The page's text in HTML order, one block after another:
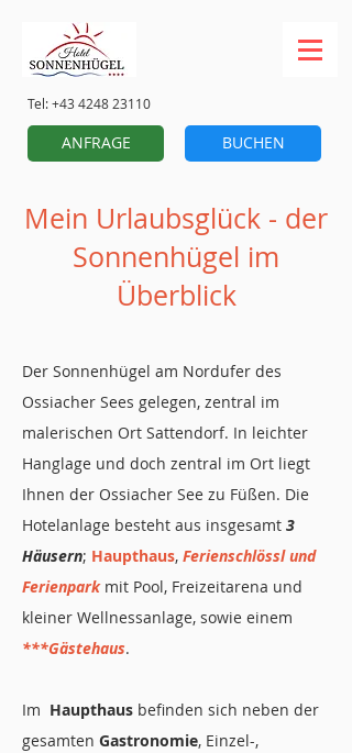
Tel:+43 4248 23110
ANFRAGE BUCHEN
Mein Urlaubsglück - der
Sonnenhügel im
Überblick
Der Sonnenhügel am Nordufer des
Ossiacher Sees gelegen, zentral im
malerischen Ort Sattendorf. In leichter
Hanglage und doch zentral im Ort liegt
Ihnen der Ossiacher See zu Füßen. Die
Hotelanlage besteht aus insgesamt 3
Häusern; Haupthaus, Ferienschlössl und
Ferienpark mit Pool, Freizeitarena und
kleiner Wellnessanlage, sowie einem
***Gästehaus.
Im Haupthaus befinden sich neben der
gesamten Gastronomie, Einzel-,